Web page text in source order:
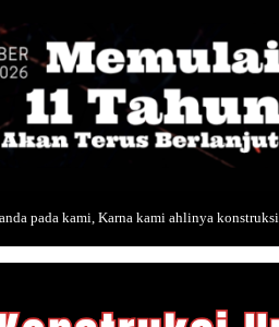
pada kami, Karna kami ahlinya konstruksi.